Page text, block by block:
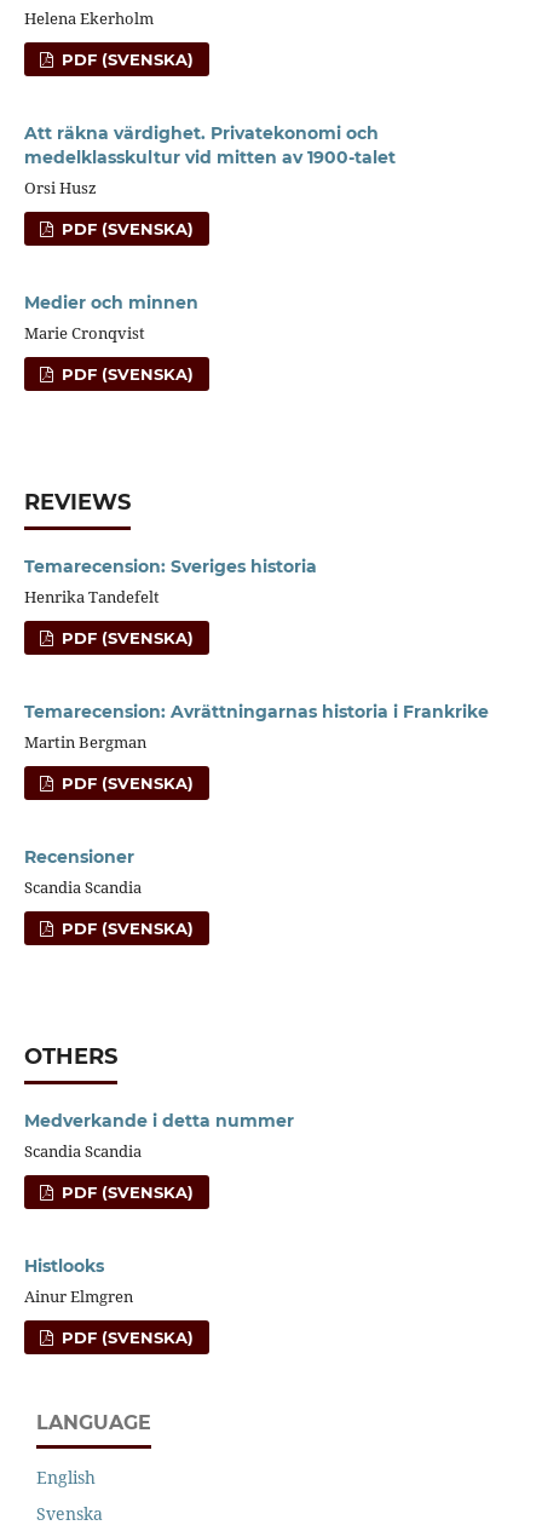
Helena Ekerholm
PDF (SVENSKA)
Att räkna värdighet. Privatekonomi och
medelklasskultur vid mitten av 1900-talet
Orsi Husz
PDF (SVENSKA)
Medier och minnen
Marie Cronqvist
PDF (SVENSKA)
REVIEWS
Temarecension: Sveriges historia
Henrika Tandefelt
PDF (SVENSKA)
Temarecension: Avrättningarnas historia i Frankrike
Martin Bergman
PDF (SVENSKA)
Recensioner
Scandia Scandia
PDF (SVENSKA)
OTHERS
Medverkande i detta nummer
Scandia Scandia
PDF (SVENSKA)
Histlooks
Ainur Elmgren
PDF (SVENSKA)
LANGUAGE
English
Svenska